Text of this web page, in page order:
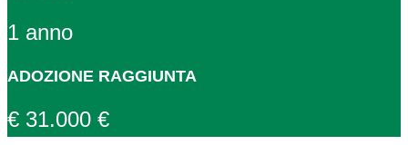
1 anno
ADOZIONE RAGGIUNTA
€ 31.000 €